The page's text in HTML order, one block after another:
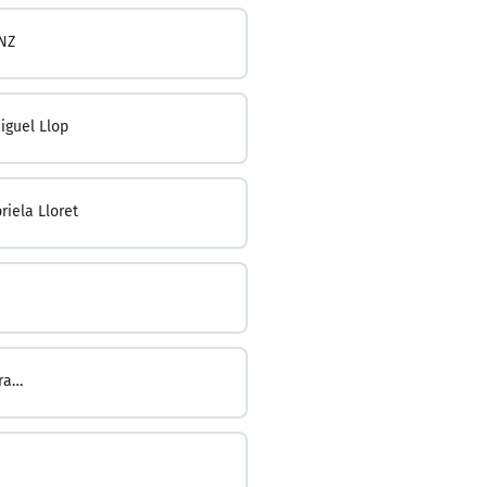
Llop
Lloret
Lina Maria Loaiza Naranjo